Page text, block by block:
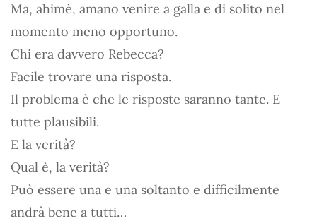
Ma, ahimè, amano venire a galla e di solito nel
momento meno opportuno.
Chi era davvero Rebecca?
Facile trovare una risposta.
Il problema è che le risposte saranno tante. E
tutte plausibili.
E la verità?
Qual è, la verità?
Può essere una e una soltanto e difficilmente
andrà bene a tutti…